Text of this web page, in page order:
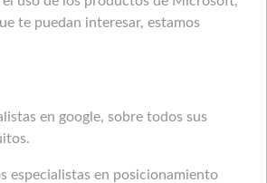
te puedan interesar, estamos
en google, sobre todos sus
especialistas en posicionamiento